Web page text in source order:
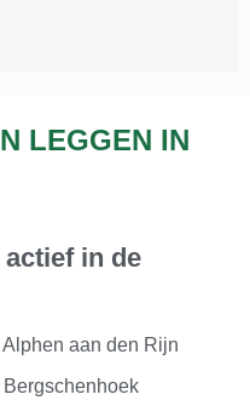
LEGGEN IN
in de
aan den Rijn